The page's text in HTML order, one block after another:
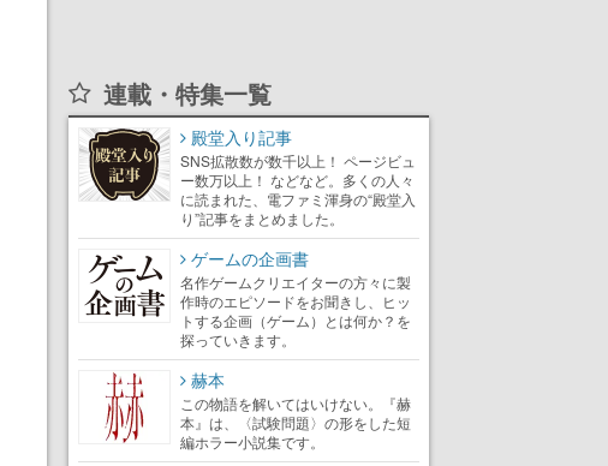
連載・特集一覧
殿堂入り記事
SNS拡散数が数千以上！ ページビュ
ー数万以上！ などなど。多くの人々
に読まれた、電ファミ渾身の“殿堂入
り”記事をまとめました。
ゲームの企画書
名作ゲームクリエイターの方々に製
作時のエピソードをお聞きし、ヒッ
トする企画（ゲーム）とは何か？を
探っていきます。
赫本
この物語を解いてはいけない。『赫
本』は、〈試験問題〉の形をした短
編ホラー小説集です。